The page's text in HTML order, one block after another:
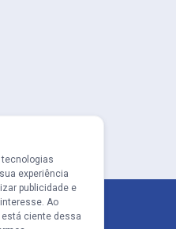
experiência
publicidade e
Ao
ciente dessa